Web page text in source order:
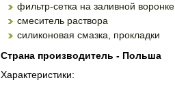
фильтр-сетка на заливной воронке
смеситель раствора
силиконовая смазка, прокладки
Страна производитель - Польша
Характеристики: